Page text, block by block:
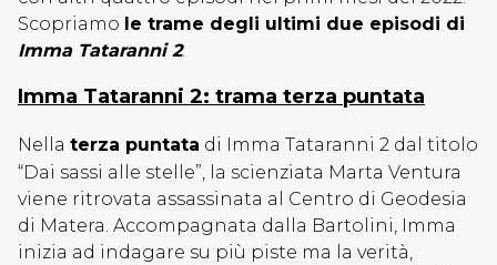
Scopriamo le trame degli ultimi due episodi di
Imma Tataranni 2.
Imma Tataranni 2: trama terza puntata
Nella terza puntata di Imma Tataranni 2 dal titolo
“Dai sassi alle stelle”, la scienziata Marta Ventura
viene ritrovata assassinata al Centro di Geodesia
di Matera. Accompagnata dalla Bartolini, Imma
inizia ad indagare su più piste ma la verità,